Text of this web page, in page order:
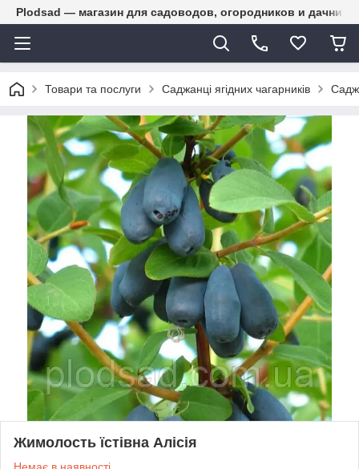
Plodsad — магазин для садоводов, огородников и
Товари та послуги Саджанці ягідних чагарників
Жимолость їстівна Алісія
Немає в наявності